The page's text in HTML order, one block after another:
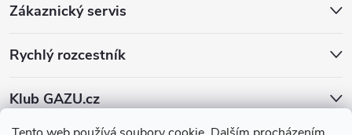
Zákaznický servis
Rychlý rozcestník
Klub GAZU.cz